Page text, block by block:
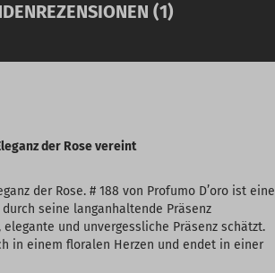
(1)
der Rose vereint
der Rose. # 188 von Profumo D’oro ist eine
seine langanhaltende Präsenz
und unvergessliche Präsenz schätzt.
in einem floralen Herzen und endet in einer